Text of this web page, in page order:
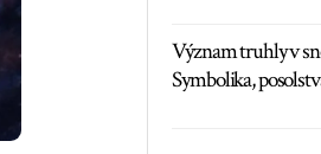
Význam truhly v
Symbolika,